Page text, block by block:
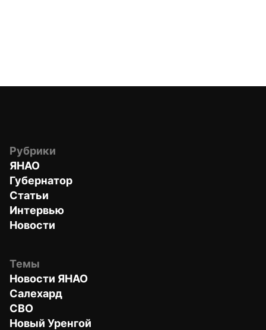
Рубрики
ЯНАО
Губернатор
Статьи
Интервью
Новости
Темы
Новости ЯНАО
Салехард
СВО
Новый Уренгой